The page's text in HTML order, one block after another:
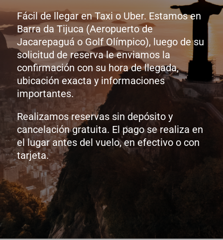
Fácil de llegar en Taxi o Uber. Estamos en
Barra da Tijuca (Aeropuerto de
Jacarepaguá o Golf Olímpico), luego de su
solicitud de reserva le enviamos la
confirmación con su hora de llegada,
ubicación exacta y informaciones
importantes.
Realizamos reservas sin depósito y
cancelación gratuita. El pago se realiza en
el lugar antes del vuelo, en efectivo o con
tarjeta.